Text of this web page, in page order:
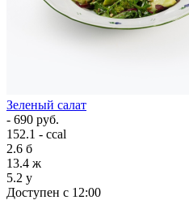
Зеленый салат
- 690 руб.
152.1 - ccal
2.6 б
13.4 ж
5.2 у
Доступен с 12:00